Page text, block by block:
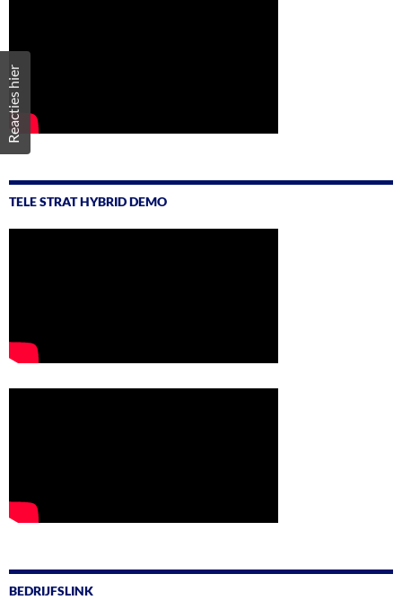
TELE STRAT HYBRID DEMO
BEDRIJFSLINK
Reacties hier